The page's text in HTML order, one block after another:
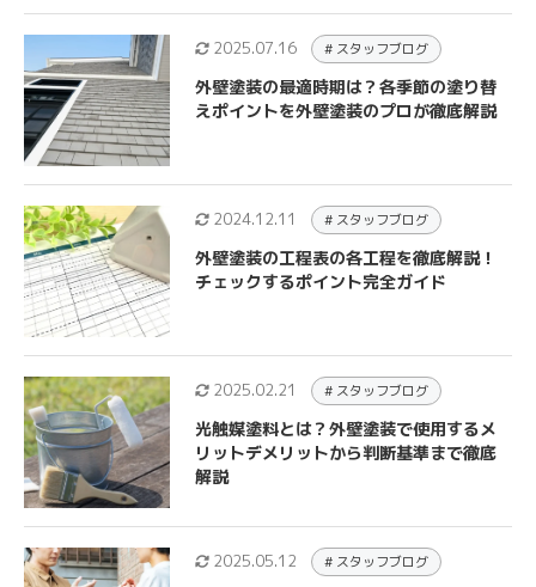
2025.07.16 # スタッフブログ
外壁塗装の最適時期は？各季節の塗り替
えポイントを外壁塗装のプロが徹底解説
2024.12.11 # スタッフブログ
外壁塗装の工程表の各工程を徹底解説！
チェックするポイント完全ガイド
2025.02.21 # スタッフブログ
光触媒塗料とは？外壁塗装で使用するメ
リットデメリットから判断基準まで徹底
解説
2025.05.12 # スタッフブログ